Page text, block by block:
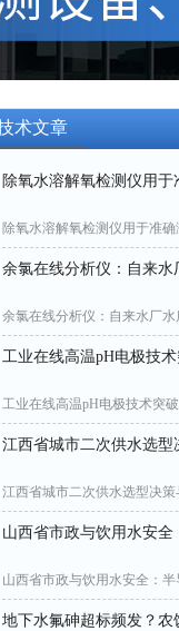
术文章
除氧水溶解氧检测仪用
除氧水溶解氧检测仪用于准
余氯在线分析仪：自来
余氯在线分析仪：自来水厂
工业在线高温pH电极技
工业在线高温pH电极技术突
江西省城市二次供水选
江西省城市二次供水选型决
山西省市政与饮用水安
山西省市政与饮用水安全：
地下水氟砷超标频发？